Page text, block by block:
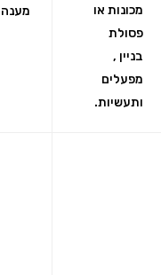
מכונות או
פסולת
בניין ,
מפעלים
ותעשיות.